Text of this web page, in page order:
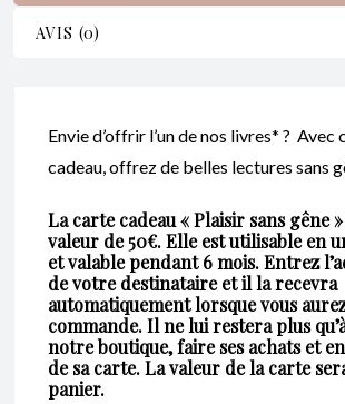
AVIS (0)
Envie d’offrir l’un de nos livres* ?
cadeau, offrez de belles lectures sans
La carte cadeau « Plaisir sans gêne »
valeur de 50€. Elle est utilisableen
et valablependant 6 mois. Entrez
de votre destinataire et il la recevra
automatiquement lorsque vous
commande. Il ne lui restera plus
notre boutique, faire ses achats et
de sa carte. La valeur de la carte
panier.